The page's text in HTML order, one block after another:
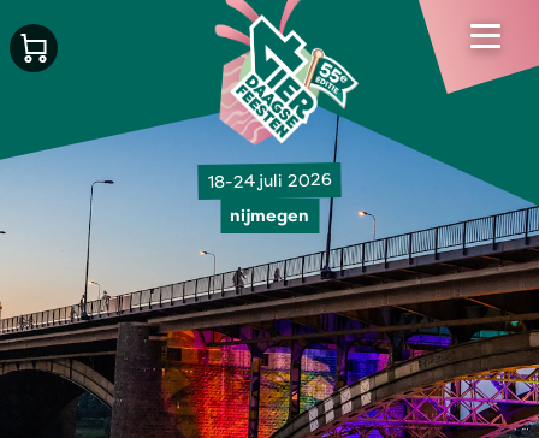
18-24 juli 2026
nijmegen